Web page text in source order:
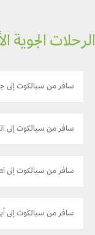
الرحلات
سافر من سيالكوت إلى
سافر من سيالكوت إلى
سافر من سيالكوت إلى Dubai
سافر من سيالكوت إلى